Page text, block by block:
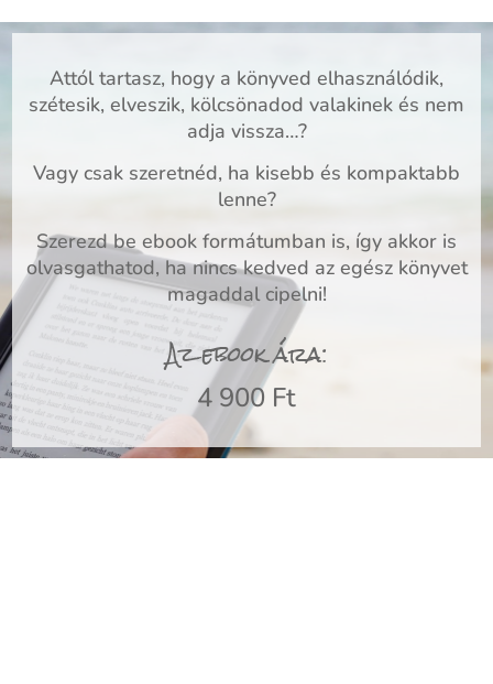
Attól tartasz, hogy a könyved elhasználódik,
szétesik, elveszik, kölcsönadod valakinek és nem
adja vissza…?
Vagy csak szeretnéd, ha kisebb és kompaktabb
lenne?
Szerezd be ebook formátumban is, így akkor is
olvasgathatod, ha nincs kedved az egész könyvet
magaddal cipelni!
Az ebook ára:
4 900 Ft